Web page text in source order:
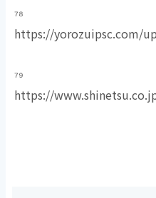
⁷⁸
https://yorozuipsc.com/
⁷⁹
https://